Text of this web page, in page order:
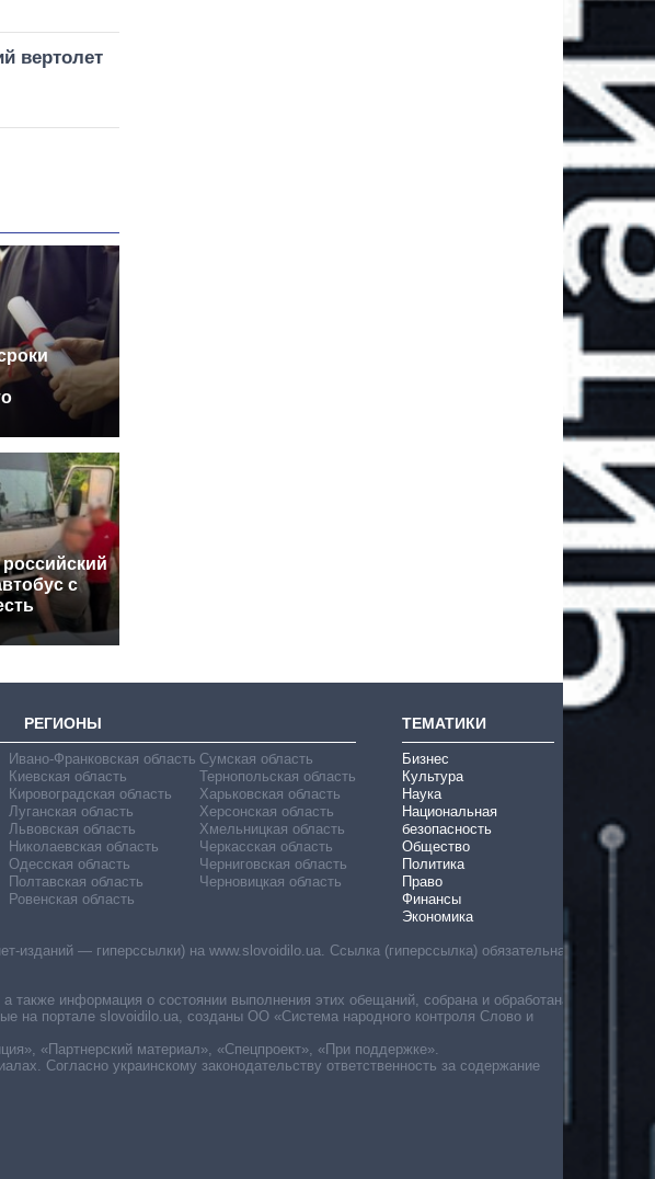
вертолет
с
РЕГИОНЫ
Ивано-Франковская область
Киевская область
Кировоградская область
Луганская область
Львовская область
Николаевская область
Одесская область
Полтавская область
Ровенская область
Сумская область
Тернопольская область
Харьковская область
Херсонская область
Хмельницкая область
Черкасская область
Черниговская область
Черновицкая область
ТЕМАТИКИ
Бизнес
Культура
Наука
Национальная
безопасность
Общество
Политика
Право
Финансы
Экономика
изданий — гиперссылки) на www.slovoidilo.ua. Ссылка (гиперссылка) обязательна
информация о состоянии выполнения этих обещаний, собрана и обработана
портале slovoidilo.ua, созданы ОО «Система народного контроля Слово и
«Партнерский материал», «Спецпроект», «При поддержке».
Согласно украинскому законодательству ответственность за содержание